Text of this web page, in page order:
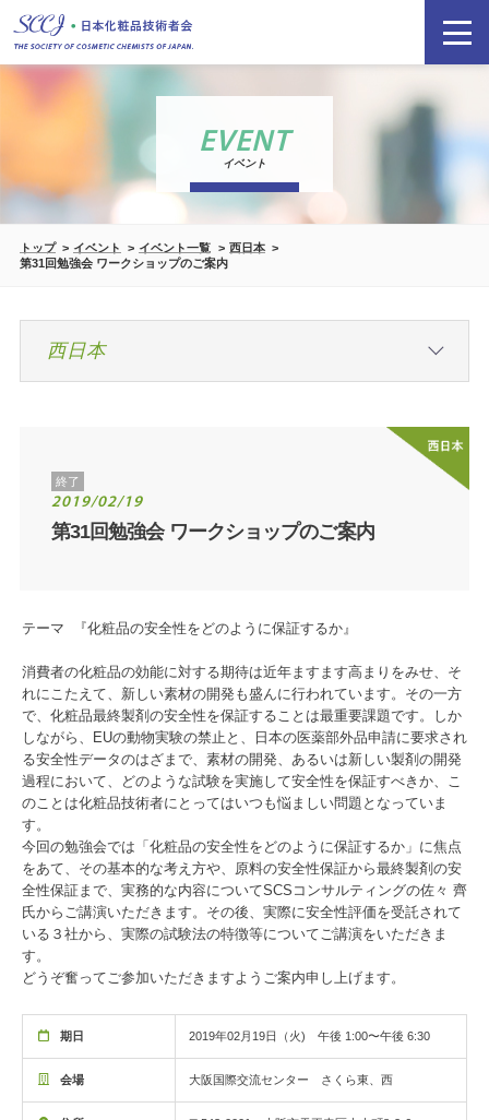
EVENT
イベント
トップ イベント イベント一覧
西日本
第31回勉強会 ワークショップのご案内
終了
2019/02/19
第31回勉強会 ワークショップのご案内
テーマ 『化粧品の安全性をどのように保証するか』
消費者の化粧品の効能に対する期待は近年ますます高まりをみせ、そ
れにこたえて、新しい素材の開発も盛んに行われています。その一方
で、化粧品最終製剤の安全性を保証することは最重要課題です。しか
しながら、EUの動物実験の禁止と、日本の医薬部外品申請に要求され
る安全性データのはざまで、素材の開発、あるいは新しい製剤の開発
過程において、どのような試験を実施して安全性を保証すべきか、こ
のことは化粧品技術者にとってはいつも悩ましい問題となっていま
す。
今回の勉強会では「化粧品の安全性をどのように保証するか」に焦点
をあて、その基本的な考え方や、原料の安全性保証から最終製剤の安
全性保証まで、実務的な内容についてSCSコンサルティングの佐々 齊
氏からご講演いただきます。その後、実際に安全性評価を受託されて
いる３社から、実際の試験法の特徴等についてご講演をいただきま
す。
どうぞ奮ってご参加いただきますようご案内申し上げます。
期日 2019年02月19日（火) 午後 1:00〜午後 6:30
会場 大阪国際交流センター さくら東、西